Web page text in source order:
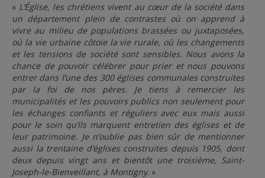
« L’Église, les chrétiens vivent au cœur de la société dans
un département plein de contrastes où on apprend à
vivre au milieu de populations brassées ou juxtaposées,
où la vie urbaine côtoie la vie rurale, où les changements
et les tensions de société sont sensibles. Nous avons la
chance de pouvoir célébrer pour prier et nous pouvons
entrer dans l’une des 300 églises communales construites
par la foi de nos pères. Je tiens à remercier les
municipalités et les pouvoirs publics non seulement pour
les échanges confiants et réguliers avec eux mais aussi
pour le soin qu’ils marquent entretien des églises et de
leur patrimoine. Je n’oublie pas bien sûr de mentionner
aussi la trentaine d’églises construites depuis 1905, dont
deux depuis vingt ans et bientôt une troisième, Saint-
Joseph-le-Bienveillant, à Montigny. »